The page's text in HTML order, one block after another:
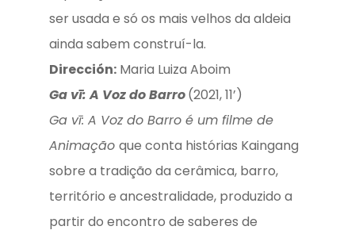
ser usada e só os mais velhos da aldeia
ainda sabem construí-la.
Dirección:Maria Luiza Aboim
Ga vī: A Voz do Barro(2021, 11’)
Ga vī: A Voz do Barro é um filme de
Animação que conta histórias Kaingang
sobre a tradição da cerâmica, barro,
território e ancestralidade, produzido a
partir do encontro de saberes de